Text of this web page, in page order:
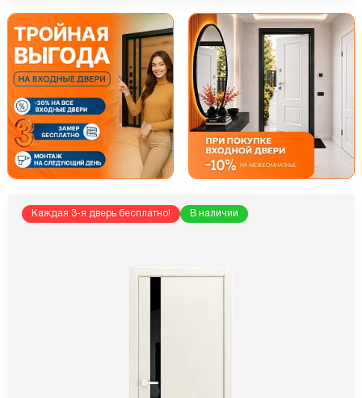
Каждая 3-я дверь бесплатно! В наличии